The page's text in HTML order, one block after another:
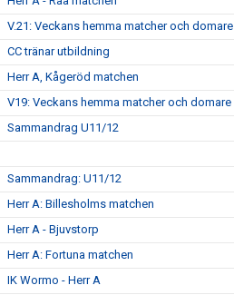
V.21: Veckans hemma matcher och domare
CC tränar utbildning
Herr A, Kågeröd matchen
V19: Veckans hemma matcher och domare
Sammandrag U11/12
Sammandrag: U11/12
Herr A: Billesholms matchen
Herr A - Bjuvstorp
Herr A: Fortuna matchen
IK Wormo - Herr A